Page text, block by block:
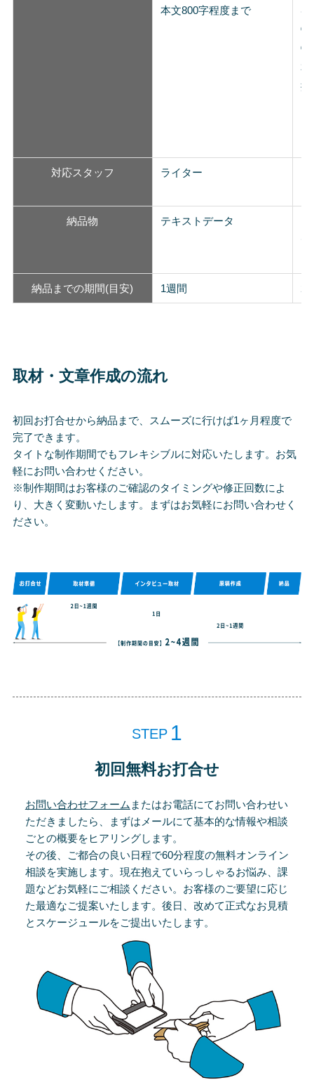
本文800字程度まで
む
◯
◯
本
撮
対応スタッフ ライター
納品物 テキストデータ
納品までの期間(目安) 1週間
取材・文章作成の流れ
初回お打合せから納品まで、スムーズに行けば1ヶ月程度で
完了できます。
タイトな制作期間でもフレキシブルに対応いたします。お気
軽にお問い合わせください。
※制作期間はお客様のご確認のタイミングや修正回数によ
り、大きく変動いたします。まずはお気軽にお問い合わせく
ださい。
STEP
初回無料お打合せ
お問い合わせフォーム またはお電話にてお問い合わせい
ただきましたら、まずはメールにて基本的な情報や相談
ごとの概要をヒアリングします。
その後、ご都合の良い日程で60分程度の無料オンライン
相談を実施します。現在抱えていらっしゃるお悩み、課
題などお気軽にご相談ください。お客様のご要望に応じ
た最適なご提案いたします。後日、改めて正式なお見積
とスケージュールをご提出いたします。